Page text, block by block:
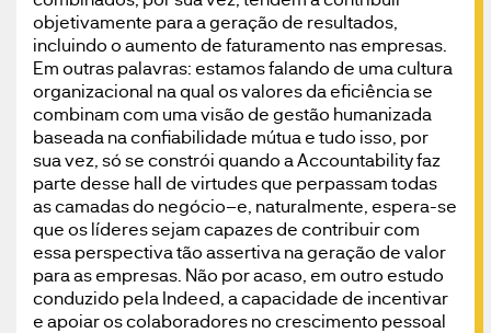
objetivamente para a geração de resultados,
incluindo o aumento de faturamento nas empresas.
Em outras palavras: estamos falando de uma cultura
organizacional na qual os valores da eficiência se
combinam com uma visão de gestão humanizada
baseada na confiabilidade mútua e tudo isso, por
sua vez, só se constrói quando a Accountability faz
parte desse hall de virtudes que perpassam todas
as camadas do negócio–e, naturalmente, espera-se
que os líderes sejam capazes de contribuir com
essa perspectiva tão assertiva na geração de valor
para as empresas. Não por acaso, em outro estudo
conduzido pela Indeed, a capacidade de incentivar
e apoiar os colaboradores no crescimento pessoal